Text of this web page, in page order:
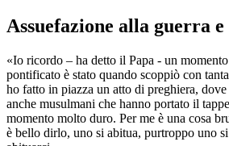
Assuefazione alla guerra
«Io ricordo – ha detto il Papa - un
pontificato è stato quando scoppiò con
ho fatto in piazza un atto di preghiera,
anche musulmani che hanno portato il
momento molto duro. Per me è una cosa
è bello dirlo, uno si abitua, purtroppo uno